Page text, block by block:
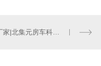
内蒙古移动式酒店生产厂家|北集元房车科技有限公司